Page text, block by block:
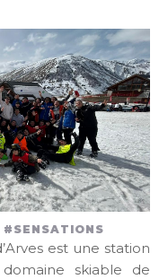
est une station
skiable de